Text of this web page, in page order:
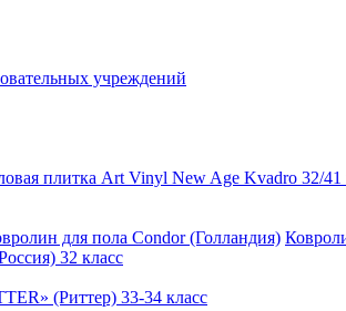
учреждений
плитка Art Vinyl New Age Kvadro 32/41
для пола Condor (Голландия)
32 класс
(Риттер) 33-34 класс